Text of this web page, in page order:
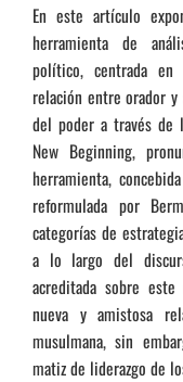
En este artículo
herramienta de
político, centrada
relación entre orador
del poder a través de
New Beginning,
herramienta,
reformulada por
categorías de
a lo largo del
acreditada sobre
nueva y amistosa
musulmana, sin
matiz de liderazgo de